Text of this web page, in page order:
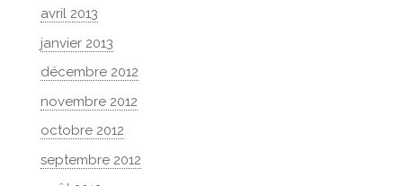
avril 2013
janvier 2013
décembre 2012
novembre 2012
octobre 2012
septembre 2012